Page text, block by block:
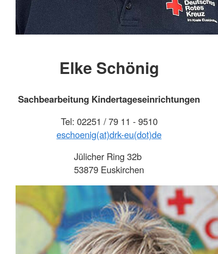
Elke Schönig
Sachbearbeitung Kindertageseinrichtungen
Tel: 02251 / 79 11 - 9510
eschoenig(at)drk-eu(dot)de
Jülicher Ring 32b
53879 Euskirchen